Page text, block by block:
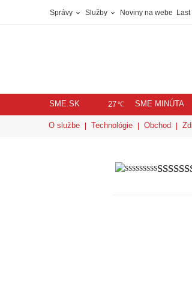
Správy Služby Noviny na webe
SME.SK 27℃ SME MINÚTA
O službe Technológie Obchod